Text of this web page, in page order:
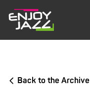
Back to the Archive